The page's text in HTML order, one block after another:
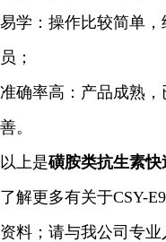
易学：操作比较简单
员；
准确率高：产品成熟
善。
以上是磺胺类抗生素快
了解更多有关于CSY-
资料；请与我公司专业